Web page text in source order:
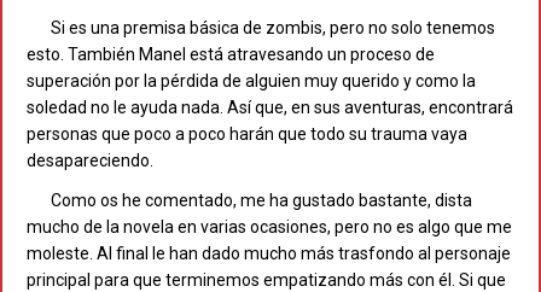
Si es una premisa básica de zombis, pero no solo tenemos
esto. También Manel está atravesando un proceso de
superación por la pérdida de alguien muy querido y como la
soledad no le ayuda nada. Así que, en sus aventuras, encontrará
personas que poco a poco harán que todo su trauma vaya
desapareciendo.
Como os he comentado, me ha gustado bastante, dista
mucho de la novela en varias ocasiones, pero no es algo que me
moleste. Al final le han dado mucho más trasfondo al personaje
principal para que terminemos empatizando más con él. Si que